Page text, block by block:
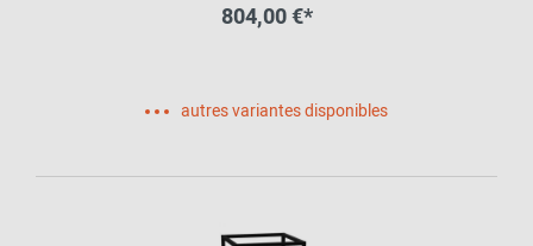
804,00 €*
autres variantes disponibles